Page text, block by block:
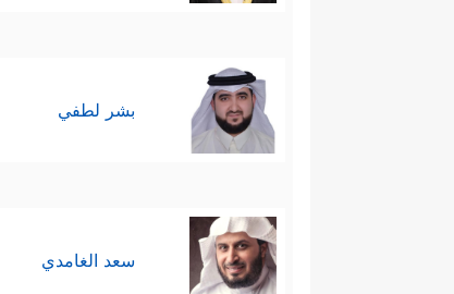
بشر لطفي
سعد الغامدي